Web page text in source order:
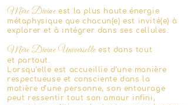
Mère Divineest la plus haute énergie
métaphysique que chacun(e) est invité(e) à
explorer et à intégrer dans ses cellules.
Mère Divine Universelleest dans tout
et partout.
Lorsqu’elle est accueillie d’une manière
respectueuse et consciente dans la
matière d’une personne, son entourage
peut ressentir tout son amour infini,